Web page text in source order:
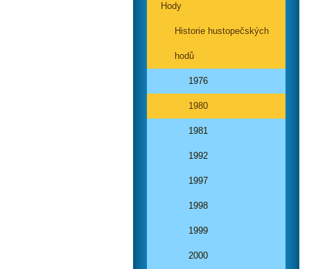
Hody
Historie hustopečských
hodů
1976
1980
1981
1992
1997
1998
1999
2000